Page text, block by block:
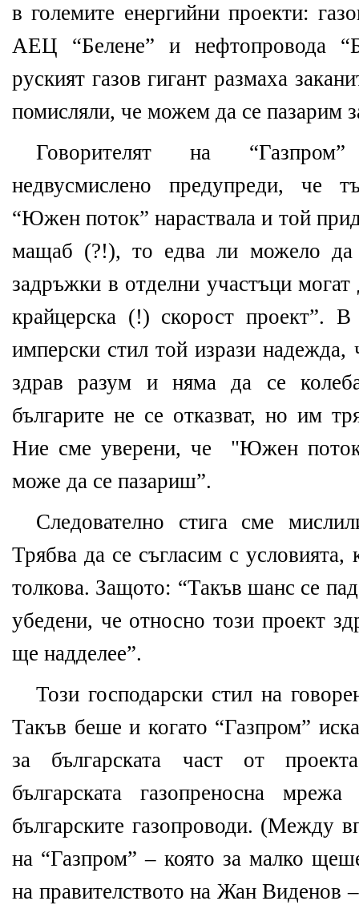
в големите енергийни проекти:
АЕЦ “Белене” и нефтопровода
руският газов гигант размаха
помисляли, че можем да се пазарим
Говорителят на
недвусмислено предупреди, че
“Южен поток” нараствала и той
мащаб (?!), то едва ли можело да
задръжки в отделни участъци могат
крайцерска (!) скорост проект”. В
имперски стил той изрази надежда,
здрав разум и няма да се
българите не се отказват, но им
Ние сме уверени, че
"Южен
може да се пазариш”.
Следователно стига сме
Трябва да се съгласим с условията,
толкова. Защото: “Такъв шанс се
убедени, че относно този проект
ще надделее”.
Този господарски стил на
Такъв беше и когато “Газпром”
за българската част от
българската газопреносна
българските газопроводи. (Между
на “Газпром” – която за малко
на правителството на Жан Виденов